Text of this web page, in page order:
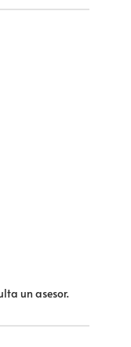
un asesor.